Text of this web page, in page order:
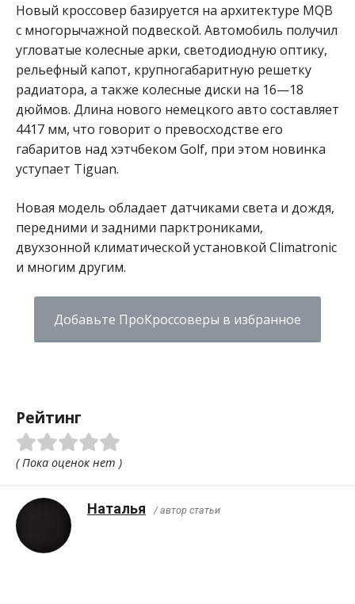
Новый кроссовер базируется на архитектуре MQB
с многорычажной подвеской. Автомобиль получил
угловатые колесные арки, светодиодную оптику,
рельефный капот, крупногабаритную решетку
радиатора, а также колесные диски на 16—18
дюймов. Длина нового немецкого авто составляет
4417 мм, что говорит о превосходстве его
габаритов над хэтчбеком Golf, при этом новинка
уступает Tiguan.
Новая модель обладает датчиками света и дождя,
передними и задними парктрониками,
двухзонной климатической установкой Climatronic
и многим другим.
Добавьте ПроКроссоверы в избранное
Рейтинг
( Пока оценок нет )
Наталья / автор статьи